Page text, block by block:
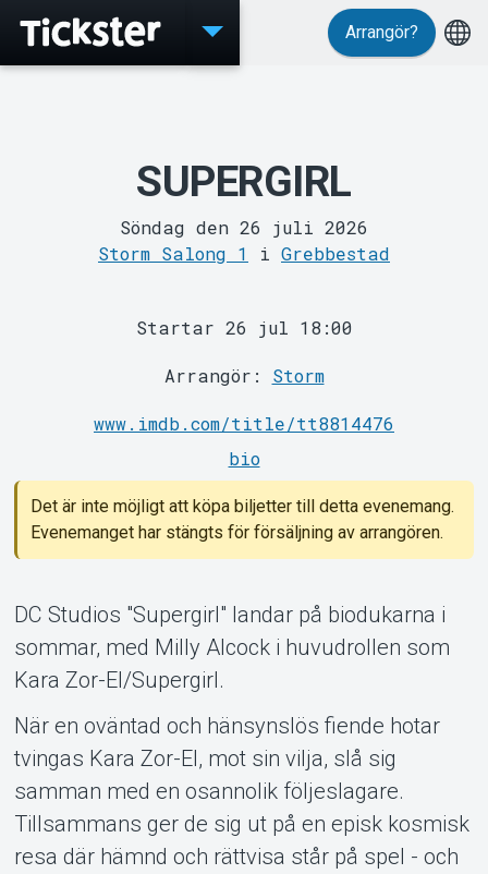
MyTickster
Support
Om Tickster
Arrangör?
SUPERGIRL
Söndag den 26 juli 2026
Storm Salong 1
i Grebbestad
Startar 26 jul 18:00
Arrangör: Storm
www.imdb.com/title/tt8814476
bio
Det är inte möjligt att köpa biljetter till detta evenemang.
Evenemanget har stängts för försäljning av arrangören.
DC Studios "Supergirl" landar på biodukarna i
sommar, med Milly Alcock i huvudrollen som
Kara Zor-El/Supergirl.
När en oväntad och hänsynslös fiende hotar
tvingas Kara Zor-El, mot sin vilja, slå sig
samman med en osannolik följeslagare.
Tillsammans ger de sig ut på en episk kosmisk
resa där hämnd och rättvisa står på spel - och